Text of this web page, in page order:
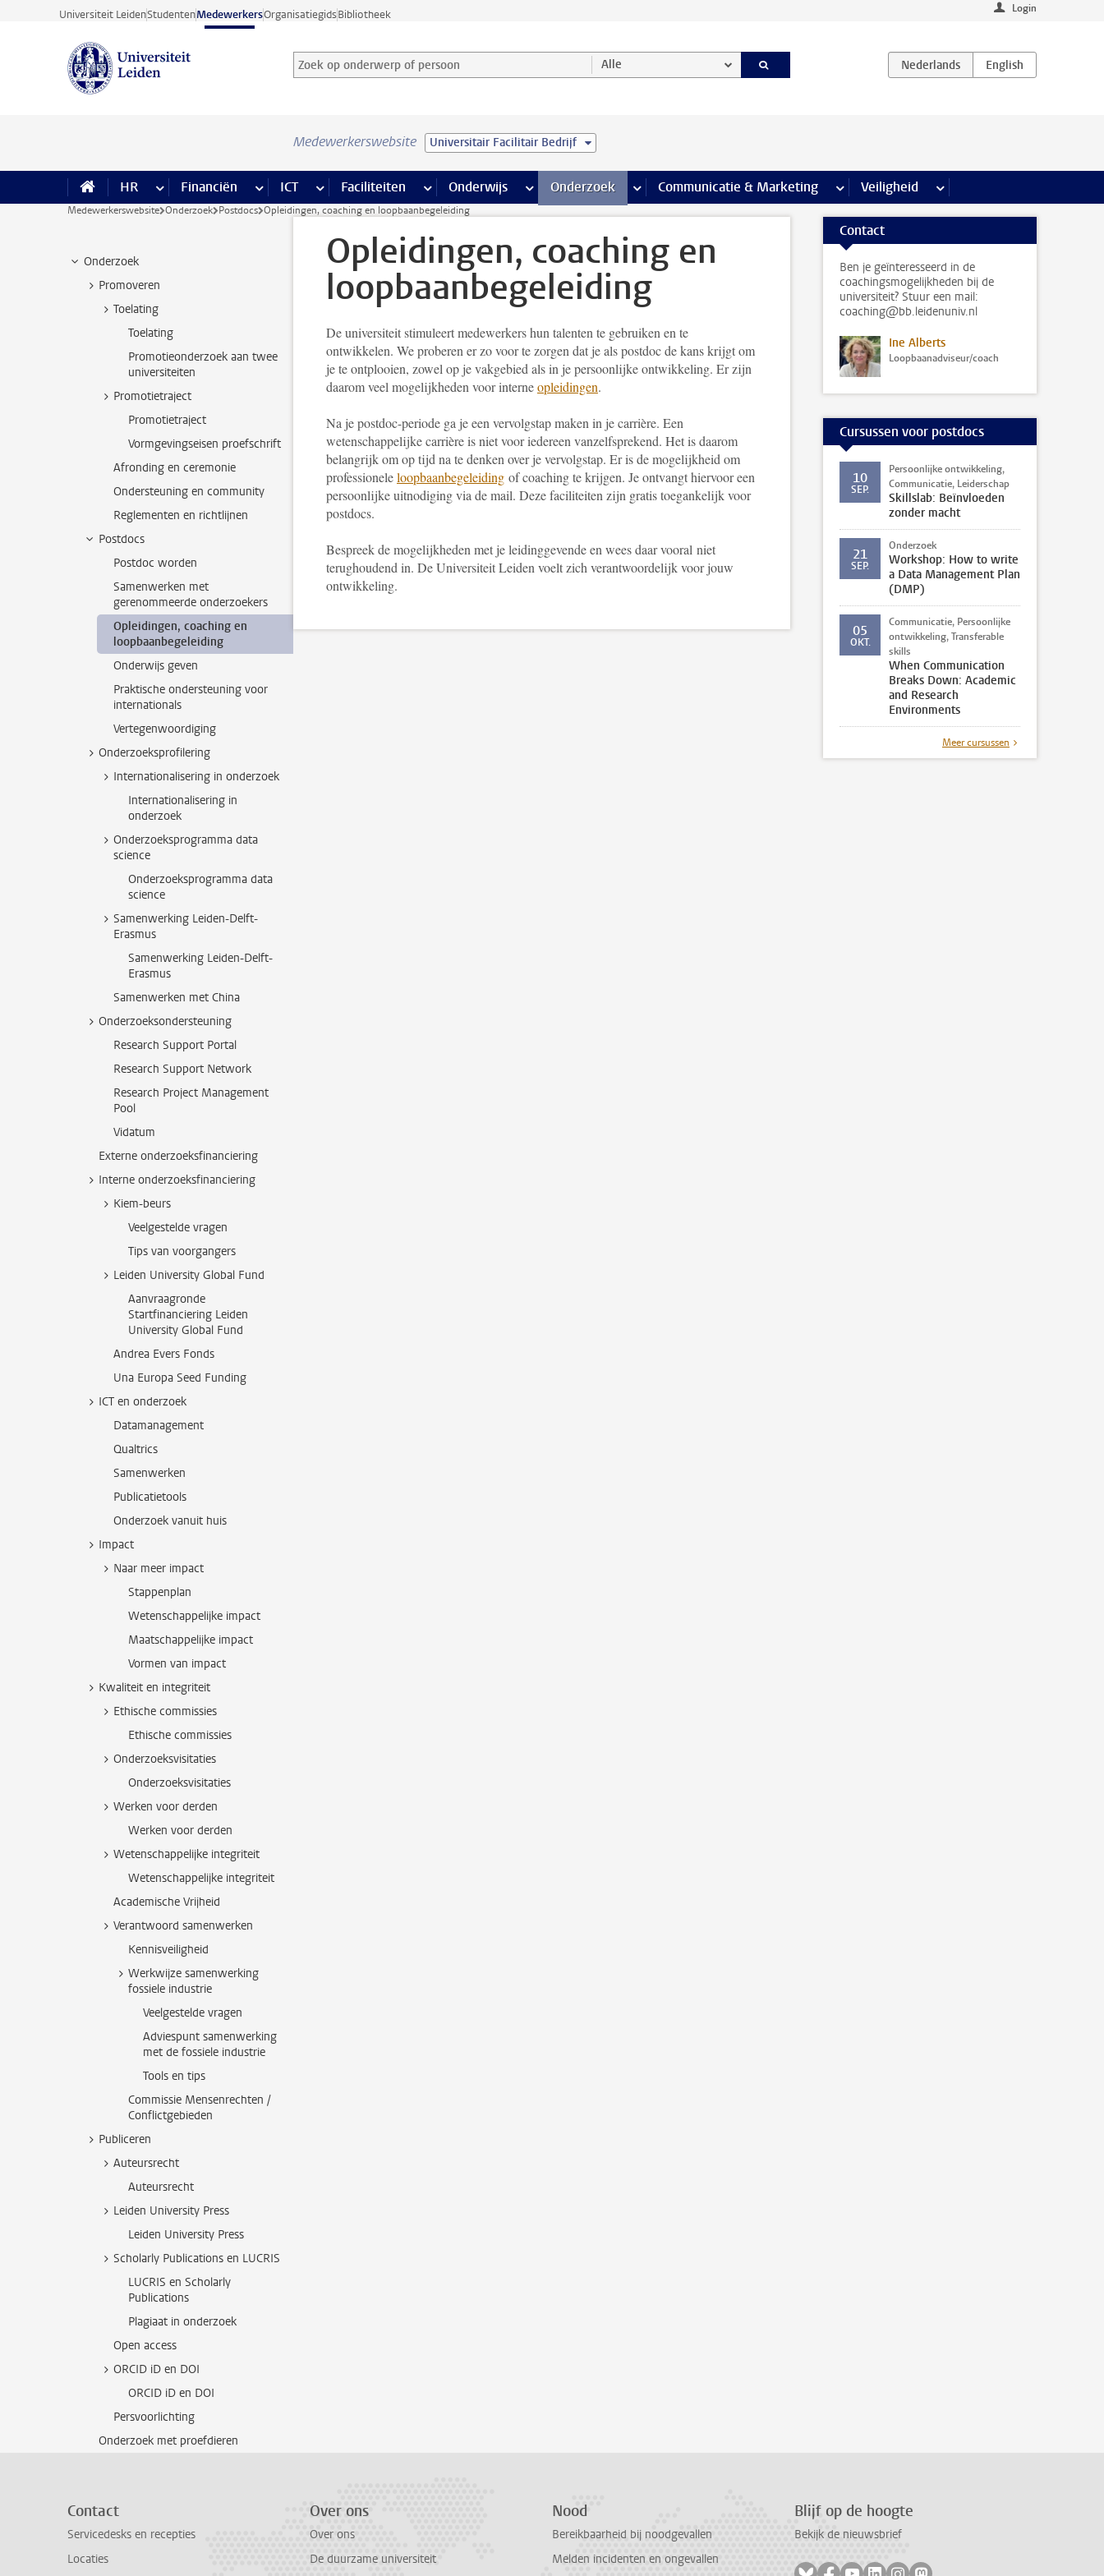
Ga direct naar de inhoud
Universiteit LeidenStudentenMedewerkersOrganisatiegidsBibliotheek Login
Zoek op onderwerp of persoon en selecteer categorie
Zoekterm Alle
Medewerkerswebsite Universitair Facilitair Bedrijf
HR meer HR pagina’s
Financiën meer Financiën pagina’s
ICT meer ICT pagina’s
Faciliteiten meer Faciliteiten pagina’s
Onderwijs meer Onderwijs pagina’s
Onderzoek meer Onderzoek pagina’s
Communicatie & Marketing meer Communicatie & Marketing pagina’s
Veiligheid meer Veiligheid pagina’s
Medewerkerswebsite Onderzoek Postdocs Opleidingen, coaching en loopbaanbegeleiding
Onderzoek
Promoveren
Toelating
Toelating
Promotieonderzoek aan twee
universiteiten
Promotietraject
Promotietraject
Vormgevingseisen proefschrift
Afronding en ceremonie
Ondersteuning en community
Reglementen en richtlijnen
Postdocs
Postdoc worden
Samenwerken met
gerenommeerde onderzoekers
Opleidingen, coaching en
loopbaanbegeleiding
Onderwijs geven
Praktische ondersteuning voor
internationals
Vertegenwoordiging
Onderzoeksprofilering
Internationalisering in onderzoek
Internationalisering in
onderzoek
Onderzoeksprogramma data
science
Onderzoeksprogramma data
science
Samenwerking Leiden-Delft-
Erasmus
Samenwerking Leiden-Delft-
Erasmus
Samenwerken met China
Onderzoeksondersteuning
Research Support Portal
Research Support Network
Research Project Management
Pool
Vidatum
Externe onderzoeksfinanciering
Interne onderzoeksfinanciering
Kiem-beurs
Veelgestelde vragen
Tips van voorgangers
Leiden University Global Fund
Aanvraagronde
Startfinanciering Leiden
University Global Fund
Andrea Evers Fonds
Una Europa Seed Funding
ICT en onderzoek
Datamanagement
Qualtrics
Samenwerken
Publicatietools
Onderzoek vanuit huis
Impact
Naar meer impact
Stappenplan
Wetenschappelijke impact
Maatschappelijke impact
Vormen van impact
Kwaliteit en integriteit
Ethische commissies
Ethische commissies
Onderzoeksvisitaties
Onderzoeksvisitaties
Werken voor derden
Werken voor derden
Wetenschappelijke integriteit
Wetenschappelijke integriteit
Academische Vrijheid
Verantwoord samenwerken
Kennisveiligheid
Werkwijze samenwerking
fossiele industrie
Veelgestelde vragen
Adviespunt samenwerking
met de fossiele industrie
Tools en tips
Commissie Mensenrechten /
Conflictgebieden
Publiceren
Auteursrecht
Auteursrecht
Leiden University Press
Leiden University Press
Scholarly Publications en LUCRIS
LUCRIS en Scholarly
Publications
Plagiaat in onderzoek
Open access
ORCID iD en DOI
ORCID iD en DOI
Persvoorlichting
Onderzoek met proefdieren
Opleidingen, coaching en
loopbaanbegeleiding
De universiteit stimuleert medewerkers hun talenten te gebruiken en te
ontwikkelen. We proberen er zo voor te zorgen dat je als postdoc de kans krijgt om
je te ontplooien, zowel op je vakgebied als in je persoonlijke ontwikkeling. Er zijn
daarom veel mogelijkheden voor interneopleidingen.
Na je postdoc-periode ga je een vervolgstap maken in je carrière. Een
wetenschappelijke carrière is niet voor iedereen vanzelfsprekend. Het is daarom
belangrijk om op tijd na te denken over je vervolgstap. Er is de mogelijkheid om
professioneleloopbaanbegeleiding of coaching te krijgen. Je ontvangt hiervoor een
persoonlijke uitnodiging via de mail. Deze faciliteiten zijn gratis toegankelijk voor
postdocs.
Bespreek de mogelijkheden met je leidinggevende en wees daar vooral niet
terughoudend in. De Universiteit Leiden voelt zich verantwoordelijk voor jouw
ontwikkeling.
Contact
Ben je geïnteresseerd in de
coachingsmogelijkheden bij de
universiteit? Stuur een mail:
coaching@bb.leidenuniv.nl
Ine Alberts
Loopbaanadviseur/coach
Cursussen voor postdocs
10
SEP.
Persoonlijke ontwikkeling,
Communicatie, Leiderschap
Skillslab: Beïnvloeden
zonder macht
21
SEP.
Onderzoek
Workshop: How to write
a Data Management Plan
(DMP)
05
OKT.
Communicatie, Persoonlijke
ontwikkeling, Transferable
skills
When Communication
Breaks Down: Academic
and Research
Environments
Meer cursussen
Contact
Servicedesks en recepties
Locaties
Over ons
Over ons
De duurzame universiteit
Nood
Bereikbaarheid bij noodgevallen
Melden incidenten en ongevallen
Blijf op de hoogte
Bekijk de nieuwsbrief
Volg ons op bluesky
Volg ons op facebook
Volg ons op youtube
Volg ons op linkedin
Volg ons op instagram
Volg ons op mastodon